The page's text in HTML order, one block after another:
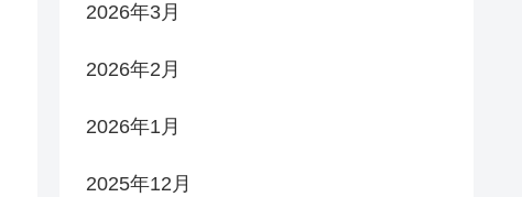
2026年3月
2026年2月
2026年1月
2025年12月